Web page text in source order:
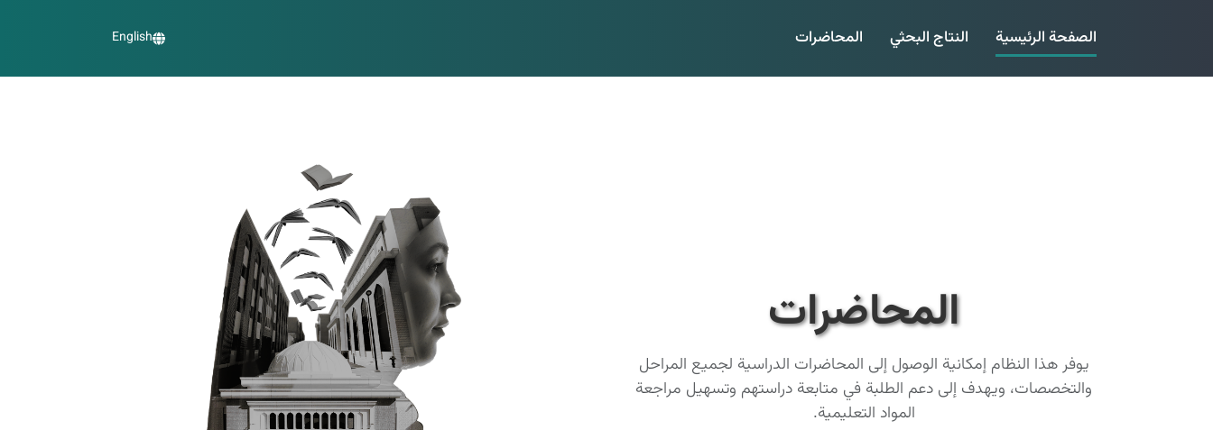
الصفحة الرئيسية النتاج البحثي المحاضرات English
المحاضرات
يوفر هذا النظام إمكانية الوصول إلى المحاضرات الدراسية لجميع المراحل
والتخصصات، ويهدف إلى دعم الطلبة في متابعة دراستهم وتسهيل مراجعة
المواد التعليمية.